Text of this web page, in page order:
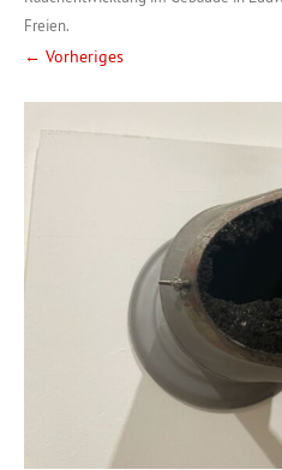
Freien.
← Vorheriges